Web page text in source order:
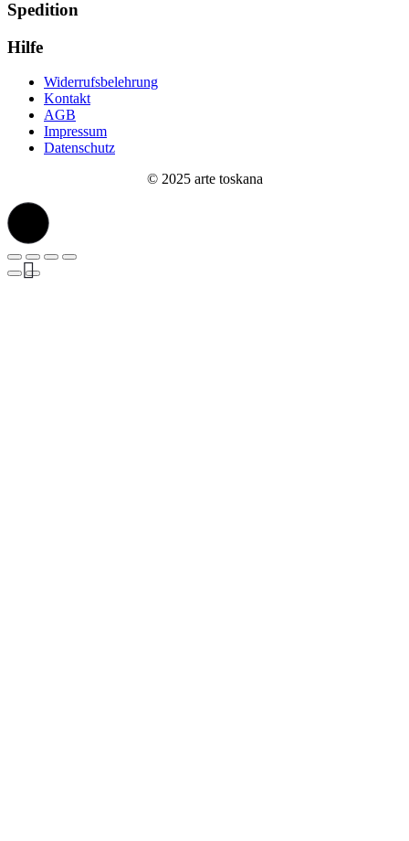
Spedition
Hilfe
Widerrufsbelehrung
Kontakt
AGB
Impressum
Datenschutz
© 2025 arte toskana